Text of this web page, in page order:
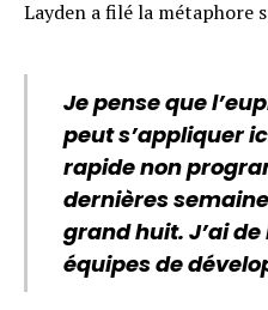
Layden a filé la métaphore
Je pense que
peut s’appliquer
rapide non
dernières
grand huit. J’ai
équipes de